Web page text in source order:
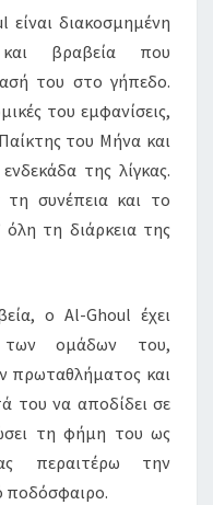
είναι διακοσμημένη
βραβεία που
του στο γήπεδο.
του εμφανίσεις,
του Μήνα και
της λίγκας.
τη συνέπεια και το
τη διάρκεια της
ο Al-Ghoul έχει
των ομάδων του,
πρωταθλήματος και
του να αποδίδει σε
τη φήμη του ως
περαιτέρω την
ποδόσφαιρο.